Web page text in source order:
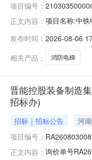
项目编号：
正文内容： 项目名称:中
监督方联系人
发布时间： 2026-08-06
相关产品：
消防电梯
晋能控股装备制造
招标办)
招标｜招标公告 河
项目编号：
正文内容： 询价单号